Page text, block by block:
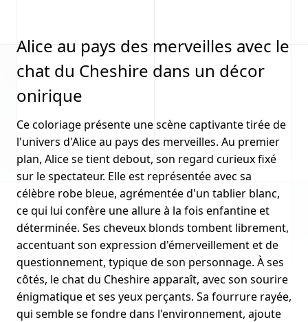
Alice au pays des merveilles avec le
chat du Cheshire dans un décor
onirique
Ce coloriage présente une scène captivante tirée de
l'univers d'Alice au pays des merveilles. Au premier
plan, Alice se tient debout, son regard curieux fixé
sur le spectateur. Elle est représentée avec sa
célèbre robe bleue, agrémentée d'un tablier blanc,
ce qui lui confère une allure à la fois enfantine et
déterminée. Ses cheveux blonds tombent librement,
accentuant son expression d'émerveillement et de
questionnement, typique de son personnage. À ses
côtés, le chat du Cheshire apparaît, avec son sourire
énigmatique et ses yeux perçants. Sa fourrure rayée,
qui semble se fondre dans l'environnement, ajoute